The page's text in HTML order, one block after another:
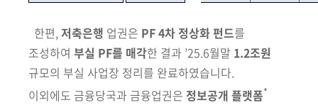
한편,저축은행 업권은 PF 4차 정상화 펀드를
조성하여 부실 PF를 매각한 결과 ’25.6월말 1.2조원
규모의 부실 사업장 정리를 완료하였습니다.
이외에도 금융당국과 금융업권은 정보공개 플랫폼*